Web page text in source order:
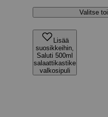
Valitse
Lisää
suosikkeihin,
Saluti 500ml
salaattikastike
valkosipuli